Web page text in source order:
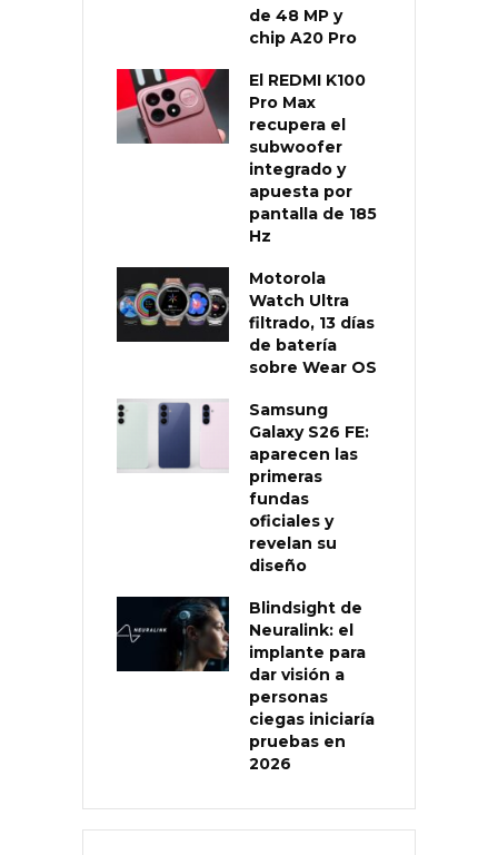
de 48 MP y
chip A20 Pro
El REDMI K100
Pro Max
recupera el
subwoofer
integrado y
apuesta por
pantalla de 185
Hz
Motorola
Watch Ultra
filtrado, 13 días
de batería
sobre Wear OS
Samsung
Galaxy S26 FE:
aparecen las
primeras
fundas
oficiales y
revelan su
diseño
Blindsight de
Neuralink: el
implante para
dar visión a
personas
ciegas iniciaría
pruebas en
2026